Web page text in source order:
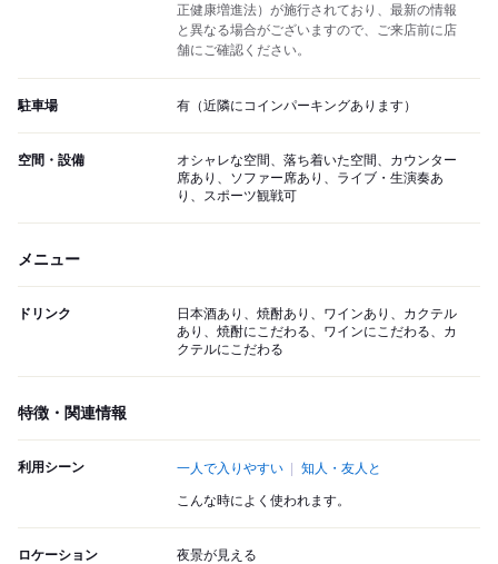
正健康増進法）が施行されており、最新の情報
と異なる場合がございますので、ご来店前に店
舗にご確認ください。
駐車場 有（近隣にコインパーキングあります）
空間・設備
オシャレな空間、落ち着いた空間、カウンター
席あり、ソファー席あり、ライブ・生演奏あ
り、スポーツ観戦可
メニュー
ドリンク
日本酒あり、焼酎あり、ワインあり、カクテル
あり、焼酎にこだわる、ワインにこだわる、カ
クテルにこだわる
特徴・関連情報
利用シーン 一人で入りやすい 知人・友人と
こんな時によく使われます。
ロケーション 夜景が見える